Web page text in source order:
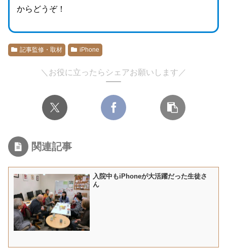
からどうぞ！
記事監修・取材 iPhone
＼お役に立ったらシェアお願いします／
関連記事
入院中もiPhoneが大活躍だった生徒さ
ん